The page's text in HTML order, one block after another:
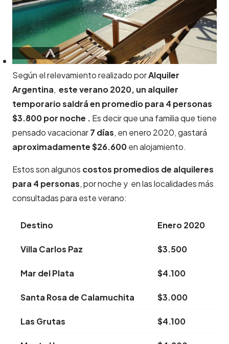
Según el relevamientorealizado porAlquiler
Argentina, este verano 2020, un alquiler
temporario saldrá en promediopara 4 personas
$3.800 por noche . Es decir que una familia que tiene
pensado vacacionar7 días, en enero 2020, gastará
aproximadamente $26.600en alojamiento.
Estos son algunos costos promedios de alquileres
para 4 personas, por noche y en las localidades más
consultadas para este verano:
Destino Enero 2020
Villa Carlos Paz $3.500
Mar del Plata $4.100
Santa Rosa de Calamuchita $3.000
Las Grutas $4.100